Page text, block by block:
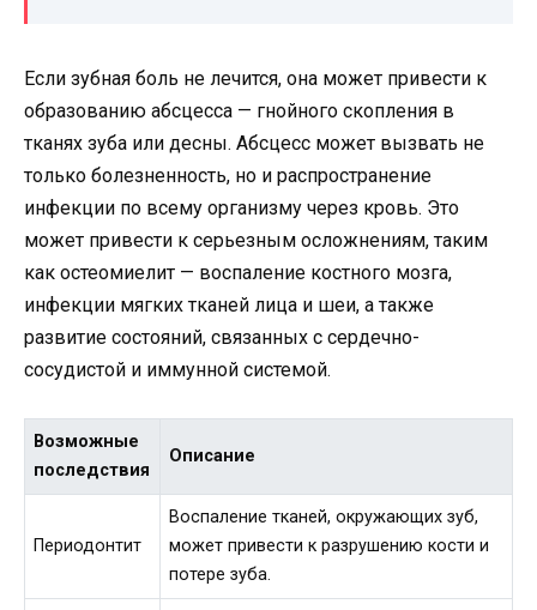
Если зубная боль не лечится, она может привести к
образованию абсцесса — гнойного скопления в
тканях зуба или десны. Абсцесс может вызвать не
только болезненность, но и распространение
инфекции по всему организму через кровь. Это
может привести к серьезным осложнениям, таким
как остеомиелит — воспаление костного мозга,
инфекции мягких тканей лица и шеи, а также
развитие состояний, связанных с сердечно-
сосудистой и иммунной системой.
Возможные
последствия
Описание
Периодонтит
Воспаление тканей, окружающих зуб,
может привести к разрушению кости и
потере зуба.